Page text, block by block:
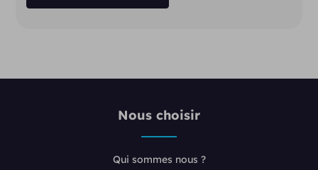
Nous choisir
Qui sommes nous ?